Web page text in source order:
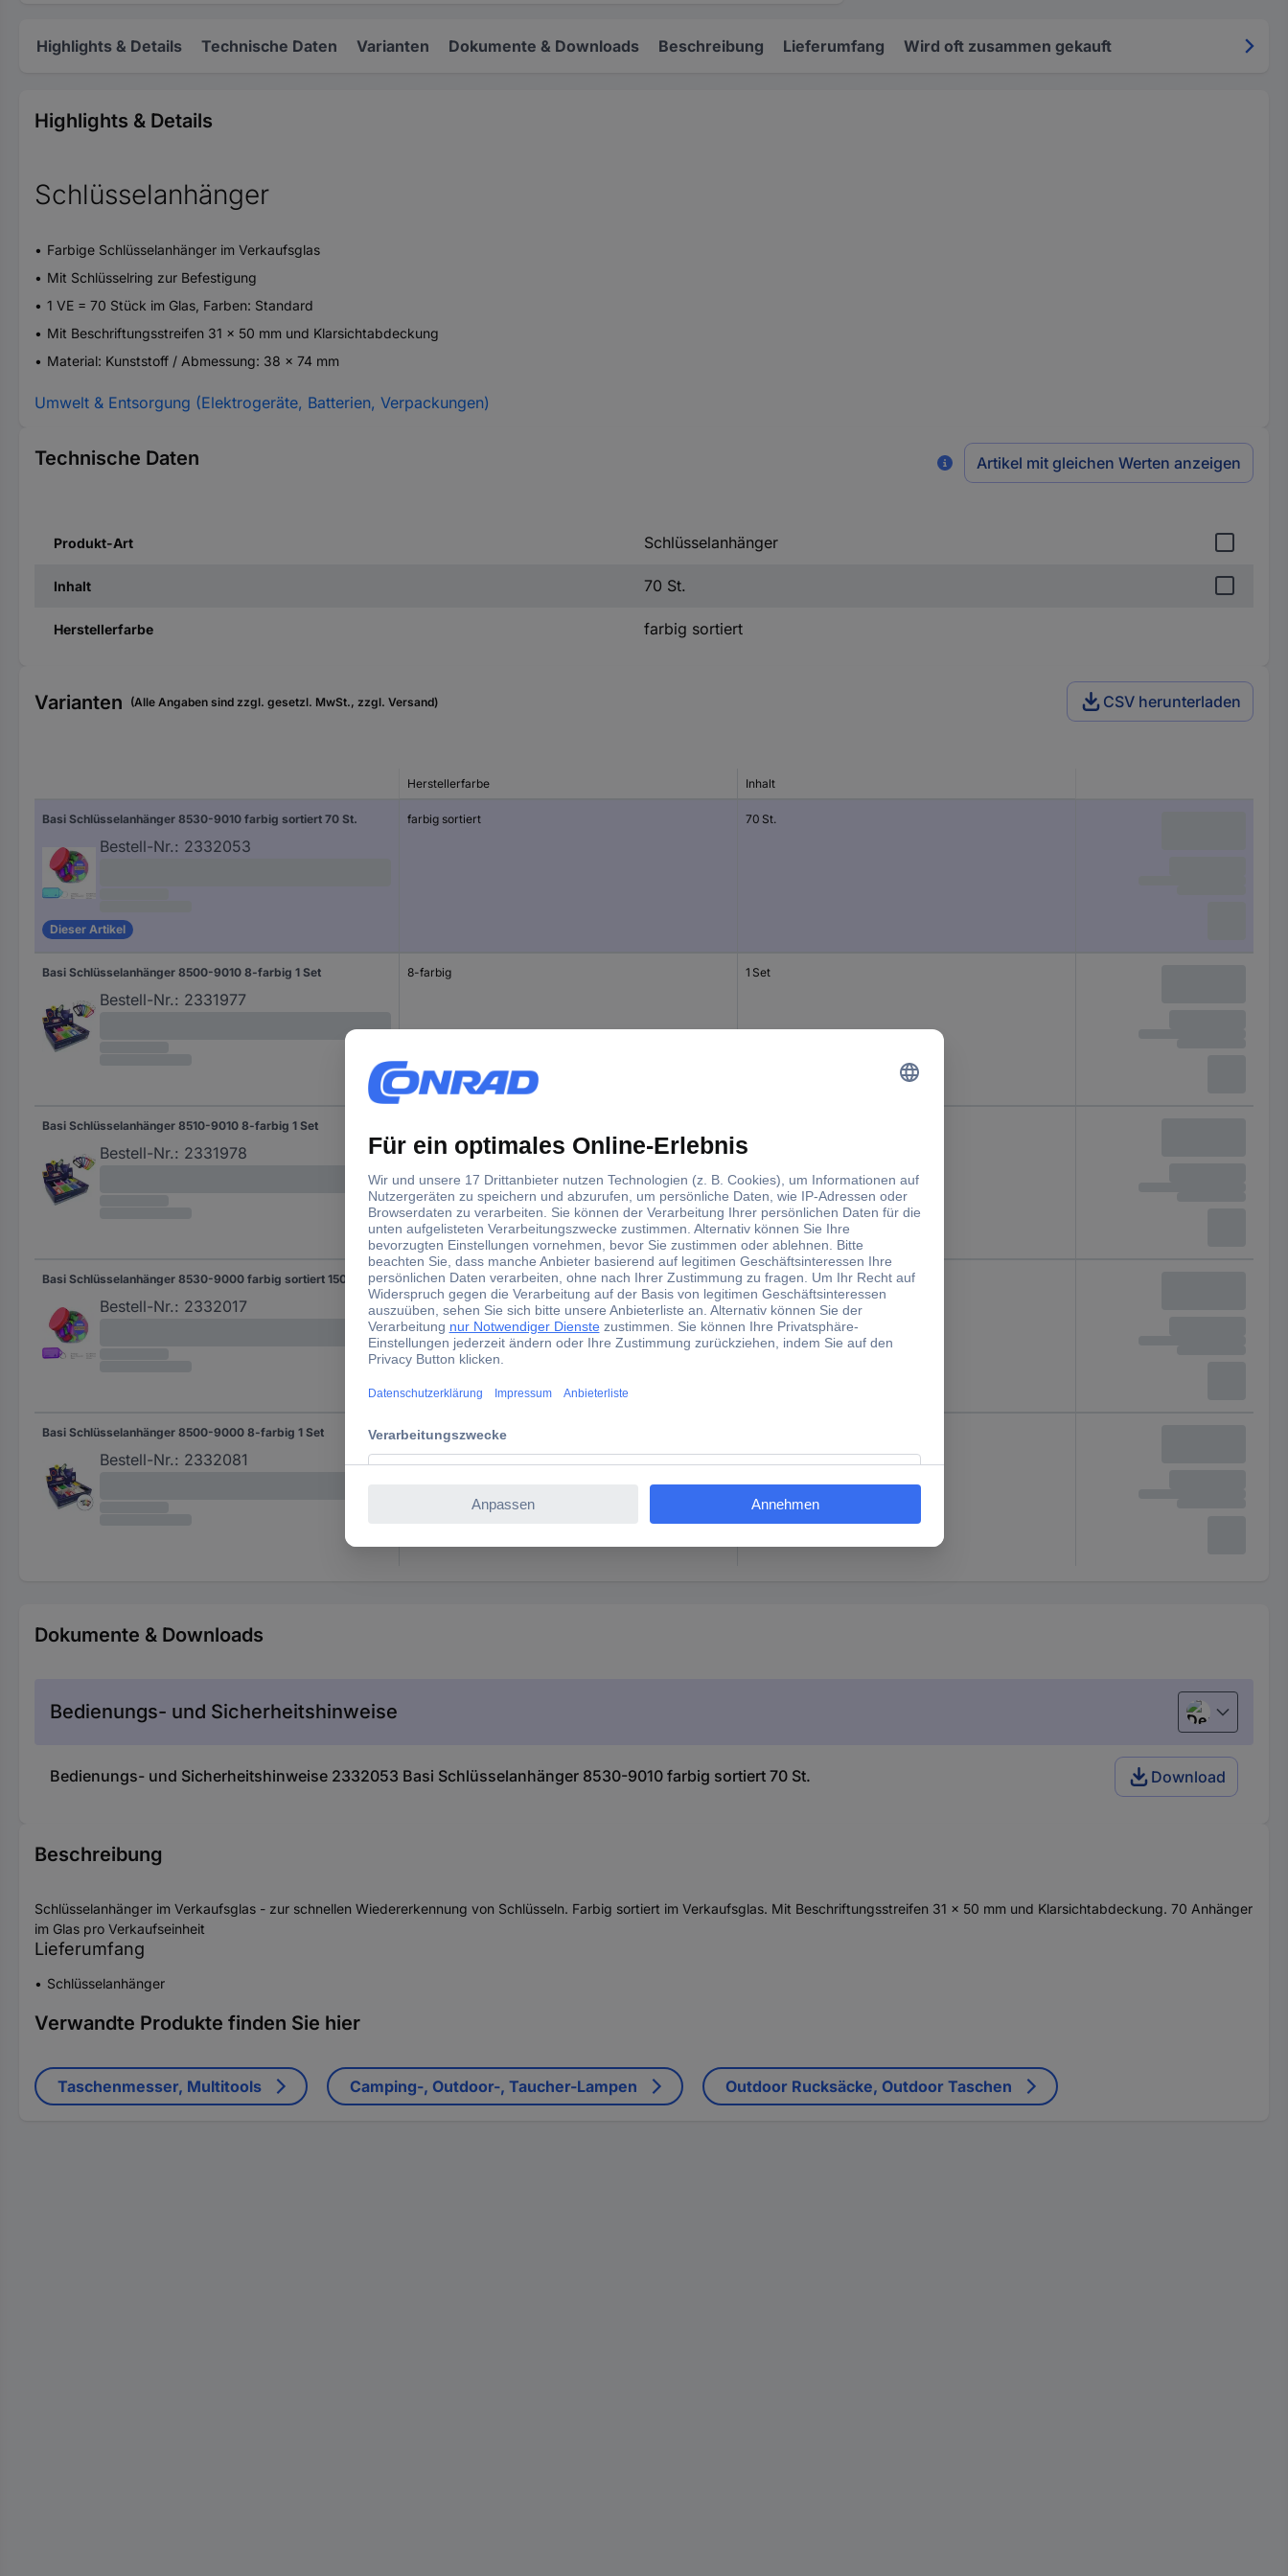
Highlights & Details Technische Daten Varianten Dokumente & Downloads Beschreibung Lieferumfang Wird oft zusammen gekauft
Highlights & Details
Schlüsselanhänger
Farbige Schlüsselanhänger im Verkaufsglas
Mit Schlüsselring zur Befestigung
1 VE = 70 Stück im Glas, Farben: Standard
Mit Beschriftungsstreifen 31 x 50 mm und Klarsichtabdeckung
Material: Kunststoff / Abmessung: 38 x 74 mm
Umwelt & Entsorgung (Elektrogeräte, Batterien, Verpackungen)
Technische Daten Artikel mit gleichen Werten anzeigen
Produkt-Art Schlüsselanhänger
Inhalt 70 St.
Herstellerfarbe farbig sortiert
Varianten (Alle Angaben sind zzgl. gesetzl. MwSt., zzgl. Versand) CSV herunterladen
Herstellerfarbe Inhalt
Basi Schlüsselanhänger 8530-9010 farbig sortiert 70 St.
Bestell-Nr.: 2332053
Dieser Artikel
farbig sortiert 70 St.
Basi Schlüsselanhänger 8500-9010 8-farbig 1 Set
Bestell-Nr.: 2331977
8-farbig 1 Set
Basi Schlüsselanhänger 8510-9010 8-farbig 1 Set
Bestell-Nr.: 2331978
Basi Schlüsselanhänger 8530-9000 farbig sortiert 150 St.
Bestell-Nr.: 2332017
farbig sortiert 150 St.
Basi Schlüsselanhänger 8500-9000 8-farbig 1 Set
Bestell-Nr.: 2332081
8-farbig
Dokumente & Downloads
Bedienungs- und Sicherheitshinweise Deutsch
Bedienungs- und Sicherheitshinweise 2332053 Basi Schlüsselanhänger 8530-9010 farbig sortiert 70 St. Download
Beschreibung
Schlüsselanhänger im Verkaufsglas - zur schnellen Wiedererkennung von Schlüsseln. Farbig sortiert im Verkaufsglas. Mit Beschriftungsstreifen 31 x 50 mm und Klarsichtabdeckung. 70 Anhänger
im Glas pro Verkaufseinheit
Lieferumfang
Schlüsselanhänger
Verwandte Produkte finden Sie hier
Taschenmesser, Multitools Camping-, Outdoor-, Taucher-Lampen Outdoor Rucksäcke, Outdoor Taschen